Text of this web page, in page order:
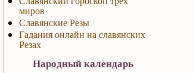
миров
Славянские Резы
Гадания онлайн на славянских
Резах
Народный календарь